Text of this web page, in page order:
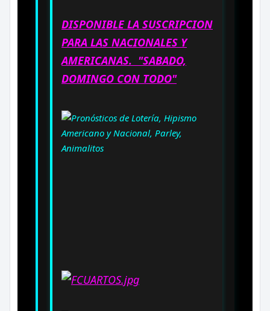
DISPONIBLE LA SUSCRIPCION
PARA LAS NACIONALES Y
AMERICANAS. "SABADO,
DOMINGO CON TODO"